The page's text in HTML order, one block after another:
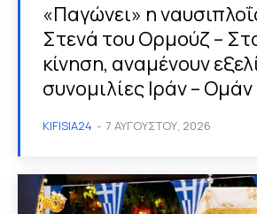
«Παγώνει» η
Στενά του Ορμούζ –
κίνηση, αναμένουν
συνομιλίες Ιράν – Ομάν
KIFISIA24 - 7 ΑΥΓΟΎΣΤΟΥ, 2026